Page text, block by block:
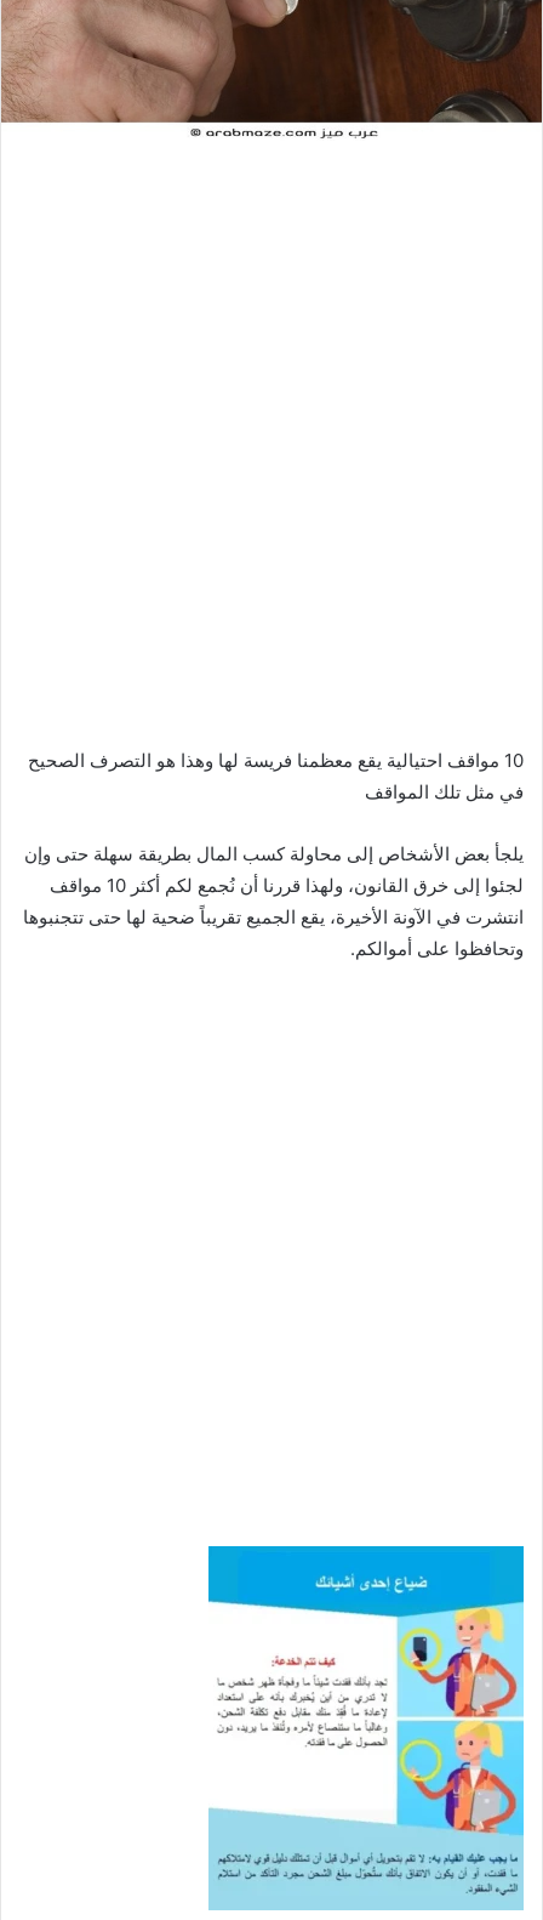
10 مواقف احتيالية يقع معظمنا فريسة لها وهذا هو التصرف الصحيح
في مثل تلك المواقف
يلجأ بعض الأشخاص إلى محاولة كسب المال بطريقة سهلة حتى وإن
لجئوا إلى خرق القانون، ولهذا قررنا أن نُجمع لكم أكثر 10 مواقف
انتشرت في الآونة الأخيرة، يقع الجميع تقريباً ضحية لها حتى تتجنبوها
وتحافظوا على أموالكم.